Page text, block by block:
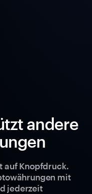
andere
auf Knopfdruck.
mit
jederzeit